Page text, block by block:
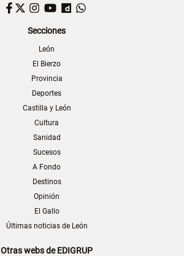
Facebook
TwitterInstagram
YouTubeDailymotion
Secciones
León
El Bierzo
Provincia
Deportes
Castilla y León
Cultura
Sanidad
Sucesos
A Fondo
Destinos
Opinión
El Gallo
Últimas noticias de León
Otras webs de EDIGRUP